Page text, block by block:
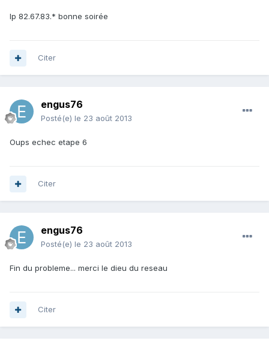
Ip 82.67.83.* bonne soirée
Citer
engus76
Posté(e) le 23 août 2013
Oups echec etape 6
Citer
engus76
Posté(e) le 23 août 2013
Fin du probleme... merci le dieu du reseau
Citer